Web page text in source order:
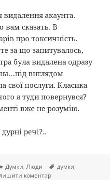
видалення акаунта.
вам сказать. В
про токсичність.
за що запитувалось,
була видалена одразу
виглядом
свої послуги. Класика
я туди повернувся?
вже не розумію.
речі?..
Категорії
Думки,Люди Позначки
думки,
коментардо Тредс – це